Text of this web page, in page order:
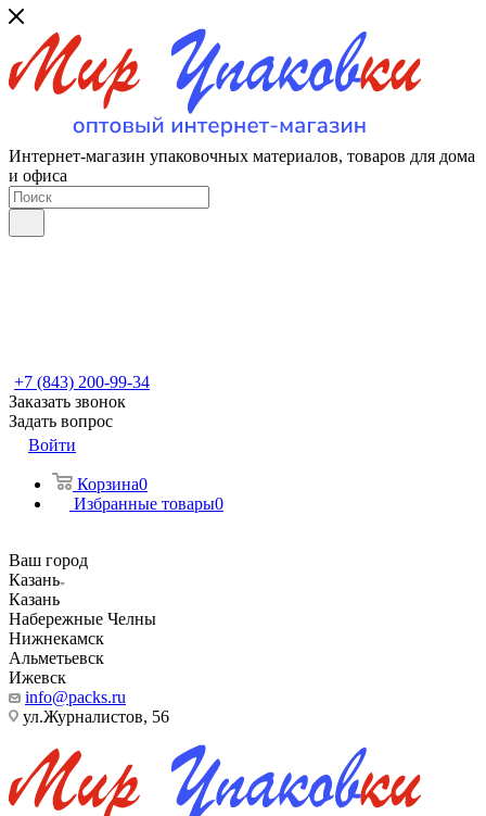
Интернет-магазин упаковочных материалов, товаров для дома
и офиса
+7 (843) 200-99-34
Заказать звонок
Задать вопрос
Войти
Корзина0
Избранные товары0
Ваш город
Казань
Казань
Набережные Челны
Нижнекамск
Альметьевск
Ижевск
info@packs.ru
ул.Журналистов, 56